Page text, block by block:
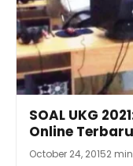
SOAL UKG
Online Terbaru
October 24, 20152 min